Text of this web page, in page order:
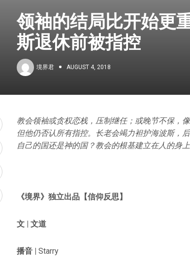
领袖的结局比开始更
斯退休前被指控
境界君 AUGUST 4, 2018
教会领袖或贪权恋栈，压制继任；或晚节不保，
但他仍否认所有指控。长老会竭力袒护海波斯，
自己的国还是神的国？教会的根基建立在人的身
《境界》 独立出品【信仰反思】
文 | 文道
播音 | Starry